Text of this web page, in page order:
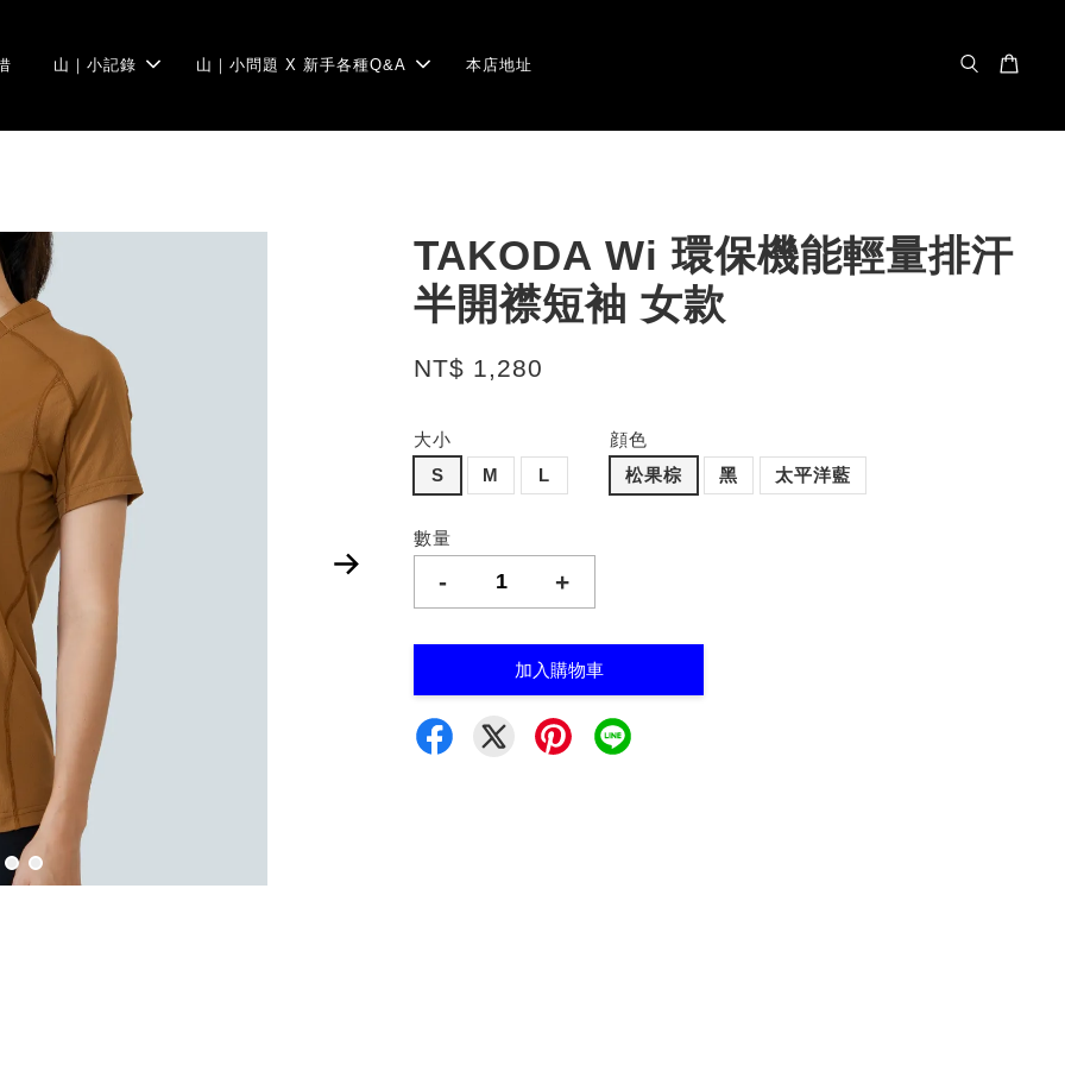
山｜小記錄 山｜小問題 X 新手各種Q&A 本店地址
TAKODA Wi 環保機能輕量排汗
半開襟短袖 女款
NT$ 1,280
大小
S
M L
顔色
松果棕
黑 太平洋藍
數量
- +
加入購物車